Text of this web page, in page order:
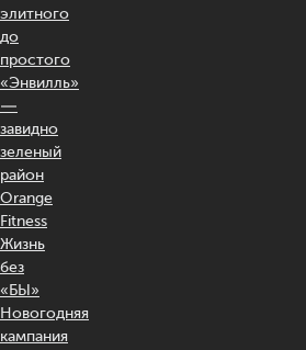
элитного
до
простого
«Энвилль»
—
завидно
зеленый
район
Orange
Fitness
Жизнь
без
«БЫ»
Новогодняя
кампания